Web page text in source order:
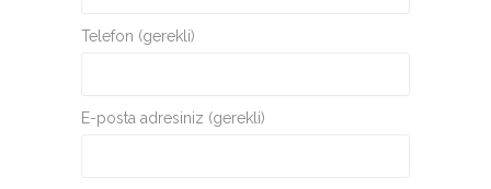
Telefon (gerekli)
E-posta adresiniz (gerekli)